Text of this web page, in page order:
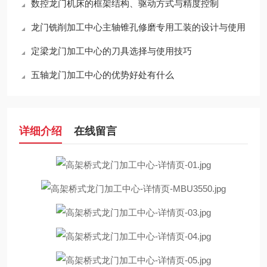
数控龙门机床的框架结构、驱动方式与精度控制
龙门铣削加工中心主轴锥孔修磨专用工装的设计与使用
定梁龙门加工中心的刀具选择与使用技巧
五轴龙门加工中心的优势好处有什么
详细介绍 在线留言